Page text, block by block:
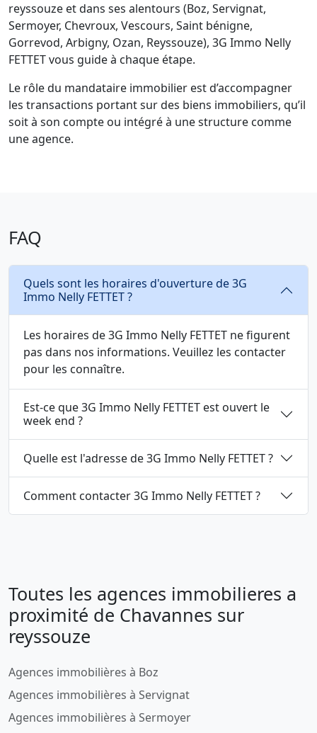
reyssouze et dans ses alentours (Boz, Servignat,
Sermoyer, Chevroux, Vescours, Saint bénigne,
Gorrevod, Arbigny, Ozan, Reyssouze), 3G Immo Nelly
FETTET vous guide à chaque étape.
Le rôle du mandataire immobilier est d’accompagner
les transactions portant sur des biens immobiliers, qu’il
soit à son compte ou intégré à une structure comme
une agence.
FAQ
Quels sont les horaires d'ouverture de 3G
Immo Nelly FETTET ?
Les horaires de 3G Immo Nelly FETTET ne figurent
pas dans nos informations. Veuillez les contacter
pour les connaître.
Est-ce que 3G Immo Nelly FETTET est ouvert le
week end ?
Quelle est l'adresse de 3G Immo Nelly FETTET ?
Comment contacter 3G Immo Nelly FETTET ?
Toutes les agences immobilieres a
proximité de Chavannes sur
reyssouze
Agences immobilières à Boz
Agences immobilières à Servignat
Agences immobilières à Sermoyer